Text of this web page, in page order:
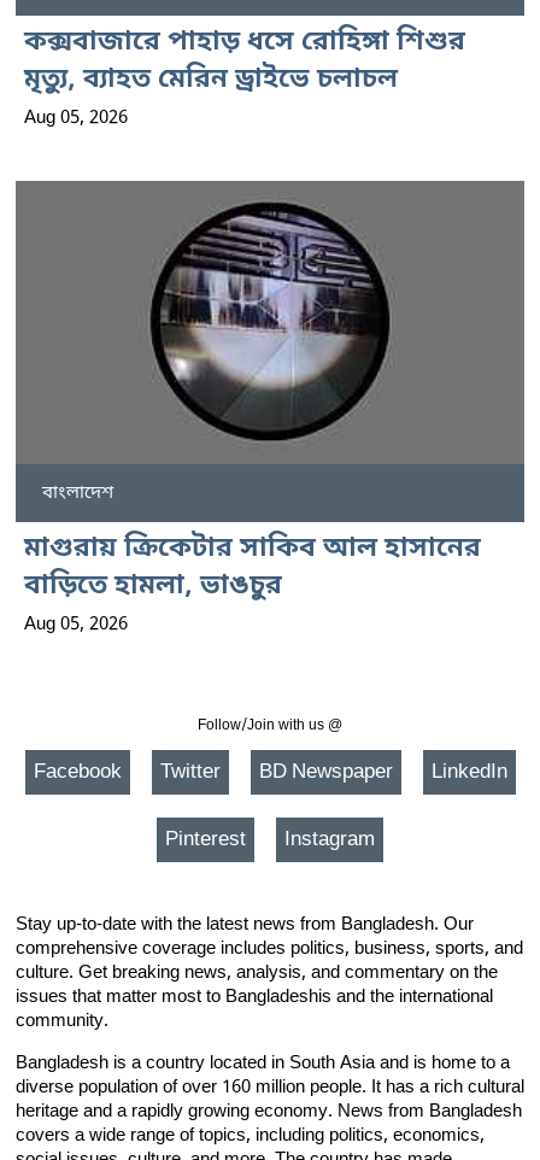
কক্সবাজারে পাহাড় ধসে রোহিঙ্গা শিশুর
মৃত্যু, ব্যাহত মেরিন ড্রাইভে চলাচল
Aug 05, 2026
বাংলাদেশ
মাগুরায় ক্রিকেটার সাকিব আল হাসানের
বাড়িতে হামলা, ভাঙচুর
Aug 05, 2026
Follow/Join with us @
Facebook Twitter BD Newspaper LinkedIn
Pinterest Instagram
Stay up-to-date with the latest news from Bangladesh. Our
comprehensive coverage includes politics, business, sports, and
culture. Get breaking news, analysis, and commentary on the
issues that matter most to Bangladeshis and the international
community.
Bangladesh is a country located in South Asia and is home to a
diverse population of over 160 million people. It has a rich cultural
heritage and a rapidly growing economy. News from Bangladesh
covers a wide range of topics, including politics, economics,